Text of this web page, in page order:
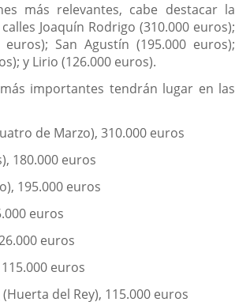
más relevantes, cabe destacar la
Joaquín Rodrigo (310.000 euros);
euros); San Agustín (195.000 euros);
y Lirio (126.000 euros).
importantes tendrán lugar en las
de Marzo), 310.000 euros
180.000 euros
195.000 euros
euros
euros
euros
(Huerta del Rey), 115.000 euros